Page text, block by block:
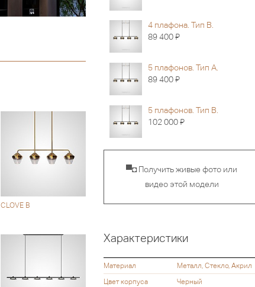
CLOVE B
4 плафона. Тип В.
89 400Я
5 плафонов. Тип А.
89 400Я
5 плафонов. Тип В.
102 000Я
▀◘ Получить живые фото или
видео этой модели
Характеристики
Материал
Металл, Стекло, Акрил
Цвет корпуса
Черный